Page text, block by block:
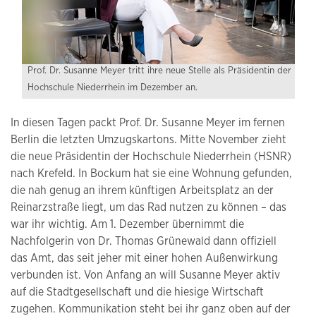
Prof. Dr. Susanne Meyer tritt ihre neue Stelle als Präsidentin der
Hochschule Niederrhein im Dezember an.
In diesen Tagen packt Prof. Dr. Susanne Meyer im fernen
Berlin die letzten Umzugskartons. Mitte November zieht
die neue Präsidentin der Hochschule Niederrhein (HSNR)
nach Krefeld. In Bockum hat sie eine Wohnung gefunden,
die nah genug an ihrem künftigen Arbeitsplatz an der
Reinarzstraße liegt, um das Rad nutzen zu können – das
war ihr wichtig. Am 1. Dezember übernimmt die
Nachfolgerin von Dr. Thomas Grünewald dann oﬃziell
das Amt, das seit jeher mit einer hohen Außenwirkung
verbunden ist. Von Anfang an will Susanne Meyer aktiv
auf die Stadtgesellschaft und die hiesige Wirtschaft
zugehen. Kommunikation steht bei ihr ganz oben auf der